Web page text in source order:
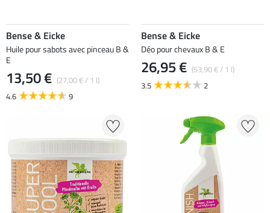
Bense & Eicke
Huile pour sabots avec pinceau B &
E
13,50 € (27,00 € / 1 l)
4.6
9
Bense & Eicke
Déo pour chevaux B & E
26,95 € (53,90 € / 1 l)
3.5
2